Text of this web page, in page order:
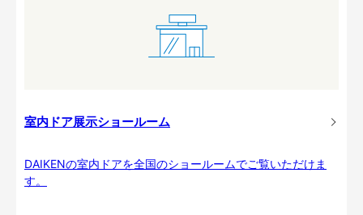
室内ドア展示ショールーム
DAIKENの室内ドアを全国のショールームでご覧いただけま
す。